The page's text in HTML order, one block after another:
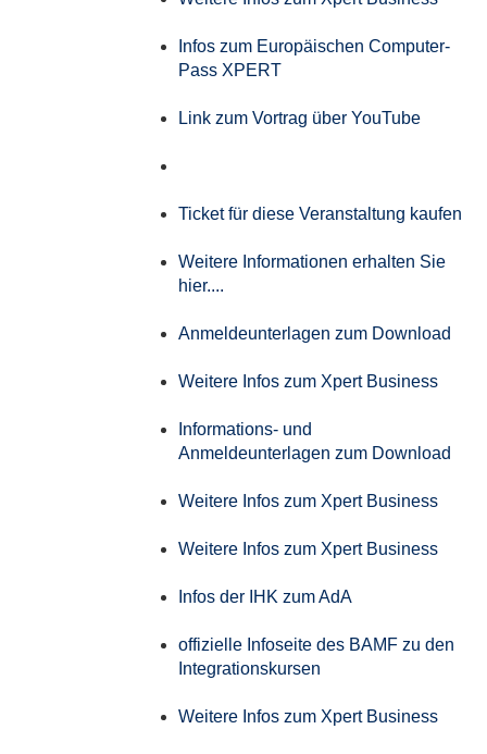
Infos zum Europäischen Computer-
Pass XPERT
Link zum Vortrag über YouTube
Ticket für diese Veranstaltung kaufen
Weitere Informationen erhalten Sie
hier....
Anmeldeunterlagen zum Download
Weitere Infos zum Xpert Business
Informations- und
Anmeldeunterlagen zum Download
Weitere Infos zum Xpert Business
Weitere Infos zum Xpert Business
Infos der IHK zum AdA
offizielle Infoseite des BAMF zu den
Integrationskursen
Weitere Infos zum Xpert Business